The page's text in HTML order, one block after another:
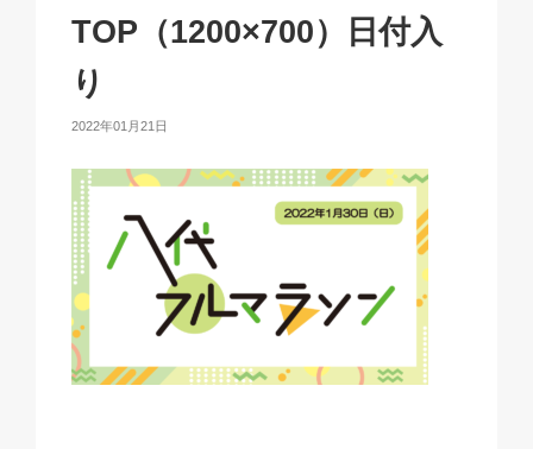
TOP（1200×700）日付入
り
2022年01月21日